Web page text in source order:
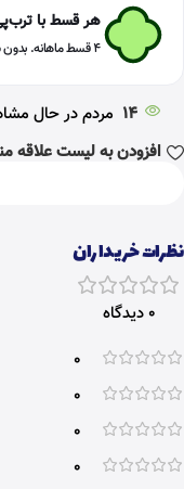
هر قسط با
۴ قسط ماهانه. بدون سود، چک و ضامن.
14 مردم در حال
افزودن به لیست علاقه
نظرات خریداران
0 دیدگاه
0
0
0
0